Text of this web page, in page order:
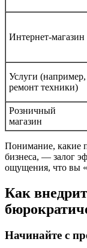
Интернет-магазин
Услуги (например,
ремонт техники)
Розничный
магазин
Понимание, какие
бизнеса, — залог
ощущения, что вы
Как
Начинайте с